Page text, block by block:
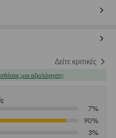
Δείτε κριτικές
μια αξιολόγηση;
7%
90%
3%